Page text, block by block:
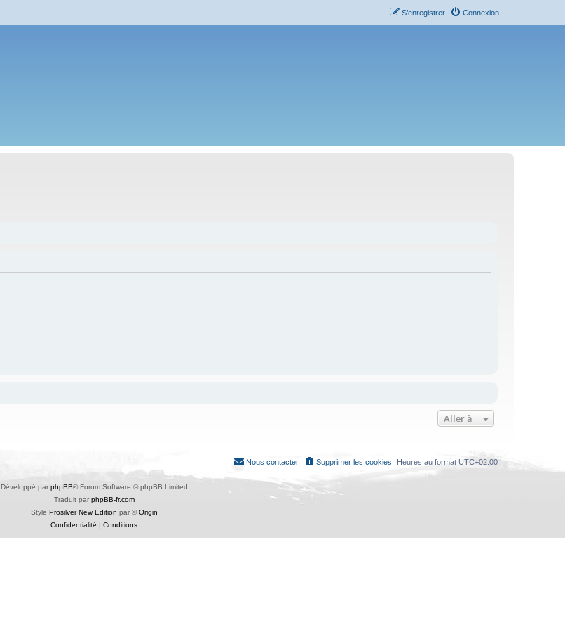
Connexion
S’enregistrer
Aller à
Heures au format UTC+02:00
Supprimer les cookies
Nous contacter
Développé par phpBB® Forum Software © phpBB Limited
Traduit par phpBB-fr.com
Style Prosilver New Edition par ©Origin
Confidentialité | Conditions